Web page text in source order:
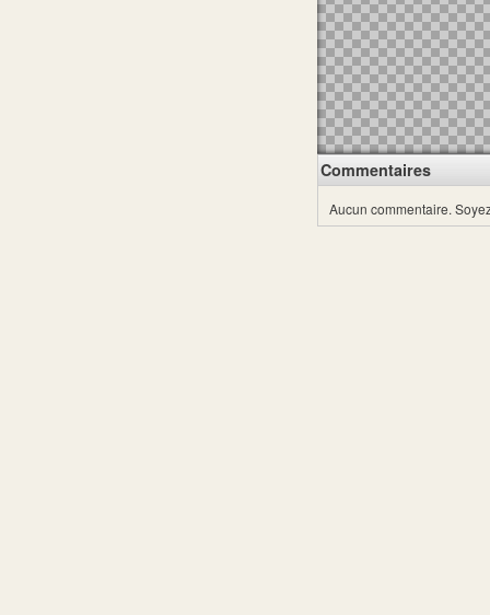
Commentaires
Aucun commentaire.